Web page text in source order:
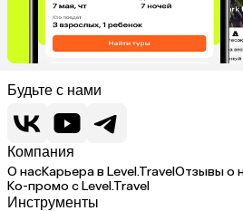
Будьте с нами
Компания
О насКарьера в Level.TravelОтзывы о
Ко-промо с Level.Travel
Инструменты